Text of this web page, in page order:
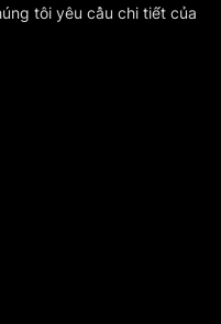
tôi yêu cầu chi tiết của